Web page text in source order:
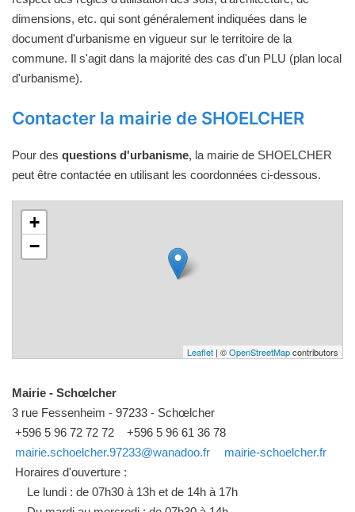
dimensions, etc. qui sont généralement indiquées dans le
document d'urbanisme en vigueur sur le territoire de la
commune. Il s'agit dans la majorité des cas d'un PLU (plan local
d'urbanisme).
Contacter la mairie de SHOELCHER
Pour des questions d'urbanisme, la mairie de SHOELCHER
peut être contactée en utilisant les coordonnées ci-dessous.
+
−
Leaflet | ©OpenStreetMapcontributors
Mairie - Schœlcher
3 rue Fessenheim - 97233 - Schœlcher
+596 5 96 72 72 72
+596 5 96 61 36 78
mairie.schoelcher.97233@wanadoo.fr
mairie-schoelcher.fr
Horaires d'ouverture :
Le lundi : de 07h30 à 13h et de 14h à 17h